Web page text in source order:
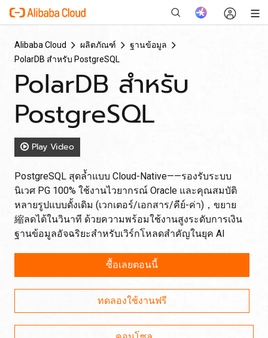
Alibaba Cloud ผลิตภัณฑ์
ฐานข้อมูล
PolarDB สำหรับ PostgreSQL
PolarDB สำหรับ
PostgreSQL
Play Video
PostgreSQL สุดล้ำแบบ Cloud-Native——รองรับระบบ
นิเวศ PG 100% ใช้งานไวยากรณ์ Oracle และคุณสมบัติ
หลายรูปแบบดั้งเดิม (เวกเตอร์/เอกสาร/คีย์-ค่า)，ขยาย
縮ลดได้ในวินาที ด้วยความพร้อมใช้งานสูงระดับการเงิน
ฐานข้อมูลอัจฉริยะสำหรับเวิร์กโหลดสำคัญในยุค AI
ซื้อเลยตอนนี้
ทดลองใช้งานฟรี